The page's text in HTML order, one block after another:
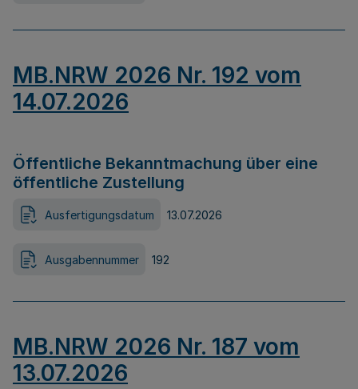
MB.NRW 2026 Nr. 192 vom
14.07.2026
Öffentliche Bekanntmachung über eine
öffentliche Zustellung
Ausfertigungsdatum 13.07.2026
Ausgabennummer 192
MB.NRW 2026 Nr. 187 vom
13.07.2026